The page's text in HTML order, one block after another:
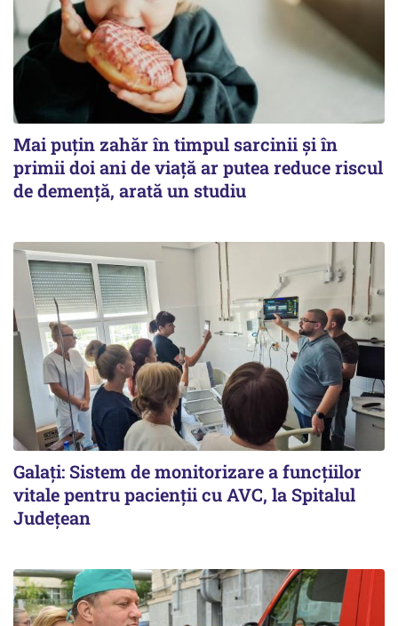
Mai puțin zahăr în timpul sarcinii și în
primii doi ani de viață ar putea reduce riscul
de demență, arată un studiu
Galați: Sistem de monitorizare a funcțiilor
vitale pentru pacienții cu AVC, la Spitalul
Județean